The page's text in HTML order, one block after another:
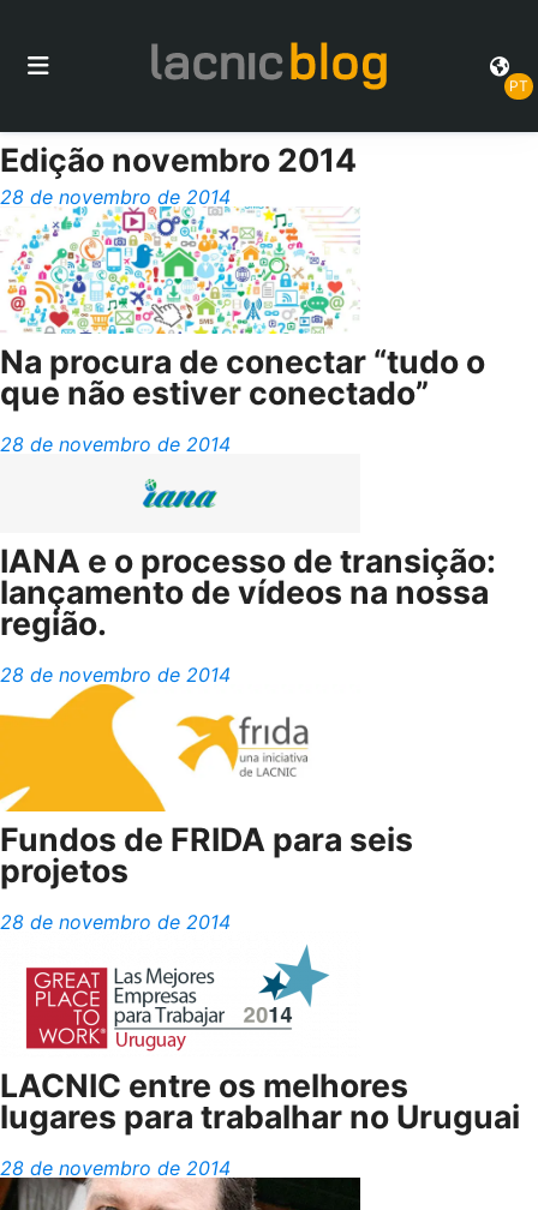
PT
Edição novembro 2014
28 de novembro de 2014
Na procura de conectar “tudo o
que não estiver conectado”
28 de novembro de 2014
IANA e o processo de transição:
lançamento de vídeos na nossa
região.
28 de novembro de 2014
Fundos de FRIDA para seis
projetos
28 de novembro de 2014
LACNIC entre os melhores
lugares para trabalhar no Uruguai
28 de novembro de 2014